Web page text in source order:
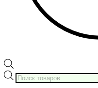
Поиск
товаров